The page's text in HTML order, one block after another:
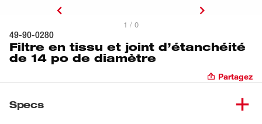
1 / 0
49-90-0280
Filtre en tissu et joint d’étanchéité
de 14 po de diamètre
Partagez
Specs